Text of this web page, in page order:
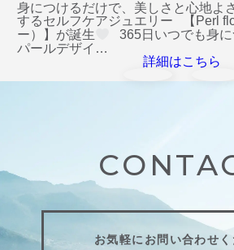
身につけるだけで、美しさと心地よ
するセルフケアジュエリー 【Perl
ー）】が誕生
365日いつでも身
パールデザイ…
詳細はこちら
お気軽にお問い合わせ